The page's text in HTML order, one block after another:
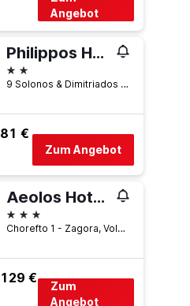
Angebot
Philippos Hotel
2 Sterne
9 Solonos & Dimitriados St., Volos, Griechenland
81 €
Zum Angebot
Aeolos Hotel & Villas - Pelion
3 Sterne
Chorefto 1 - Zagora, Volos, Griechenland
129 €
Zum
Angebot